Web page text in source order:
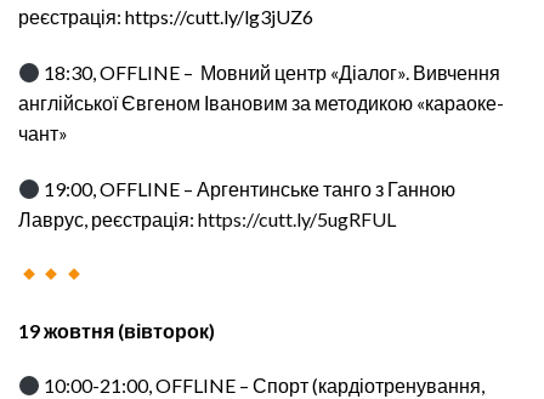
реєстрація: https://cutt.ly/lg3jUZ6
18:30, OFFLINE – Мовний центр «Діалог». Вивчення
англійської Євгеном Івановим за методикою «караоке-
чант»
19:00, OFFLINE – Аргентинське танго з Ганною
Лаврус, реєстрація: https://cutt.ly/5ugRFUL
19 жовтня (вівторок)
10:00-21:00, OFFLINE – Спорт (кардіотренування,